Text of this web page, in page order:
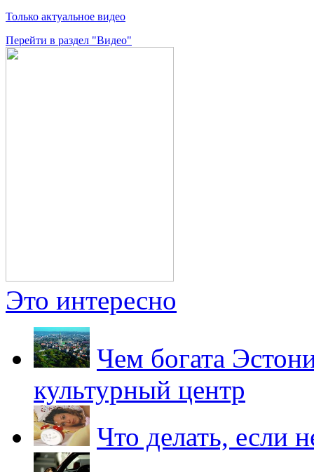
Только актуальное видео
Перейти в раздел "Видео"
Это интересно
Чем богата
культурный центр
Что делать, если